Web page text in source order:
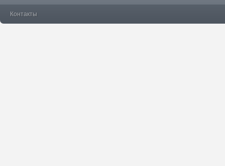
Контакты